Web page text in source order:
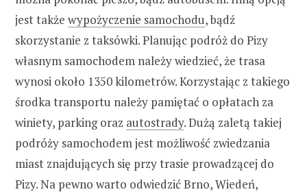
jest także wypożyczenie samochodu, bądź
skorzystanie z taksówki. Planując podróż do Pizy
własnym samochodem należy wiedzieć, że trasa
wynosi około 1350 kilometrów. Korzystając z takiego
środka transportu należy pamiętać o opłatach za
winiety, parking oraz autostrady. Dużą zaletą takiej
podróży samochodem jest możliwość zwiedzania
miast znajdujących się przy trasie prowadzącej do
Pizy. Na pewno warto odwiedzić Brno, Wiedeń,